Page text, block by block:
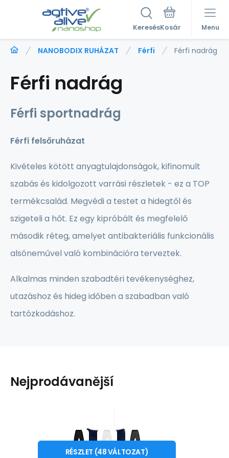
Keresés Menu
NANOBODIX RUHÁZAT Férfi Férfi nadrág
Férfi nadrág
Férfi sportnadrág
Férfi felsőruházat
Kivételes kötött anyagtulajdonságok, kifinomult
szabás és kidolgozott varrási részletek - ez a TOP
termékcsalád. Megvédi a testet a hidegtől és
szigeteli a hőt. Ez egy kipróbált és megfelelő
második réteg, amelyet antibakteriális funkcionális
alsóneművel való kombinációra terveztek.
Alkalmas minden szabadtéri tevékenységhez,
utazáshoz és hideg időben a szabadban való
tartózkodáshoz.
Nejprodávanější
TOP nadrág .férfiak
Kód: TOP_PKL
Meg fogod kapni400 krediteket
tól16 450HUF
Nem elérhető
S
M L XL XXL 3XL
RÉSZLET (48VÁLTOZAT)
A rendkívül kényelmes AGTIVE® TOP